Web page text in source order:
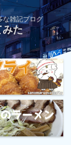
な雑記ブログ
みた